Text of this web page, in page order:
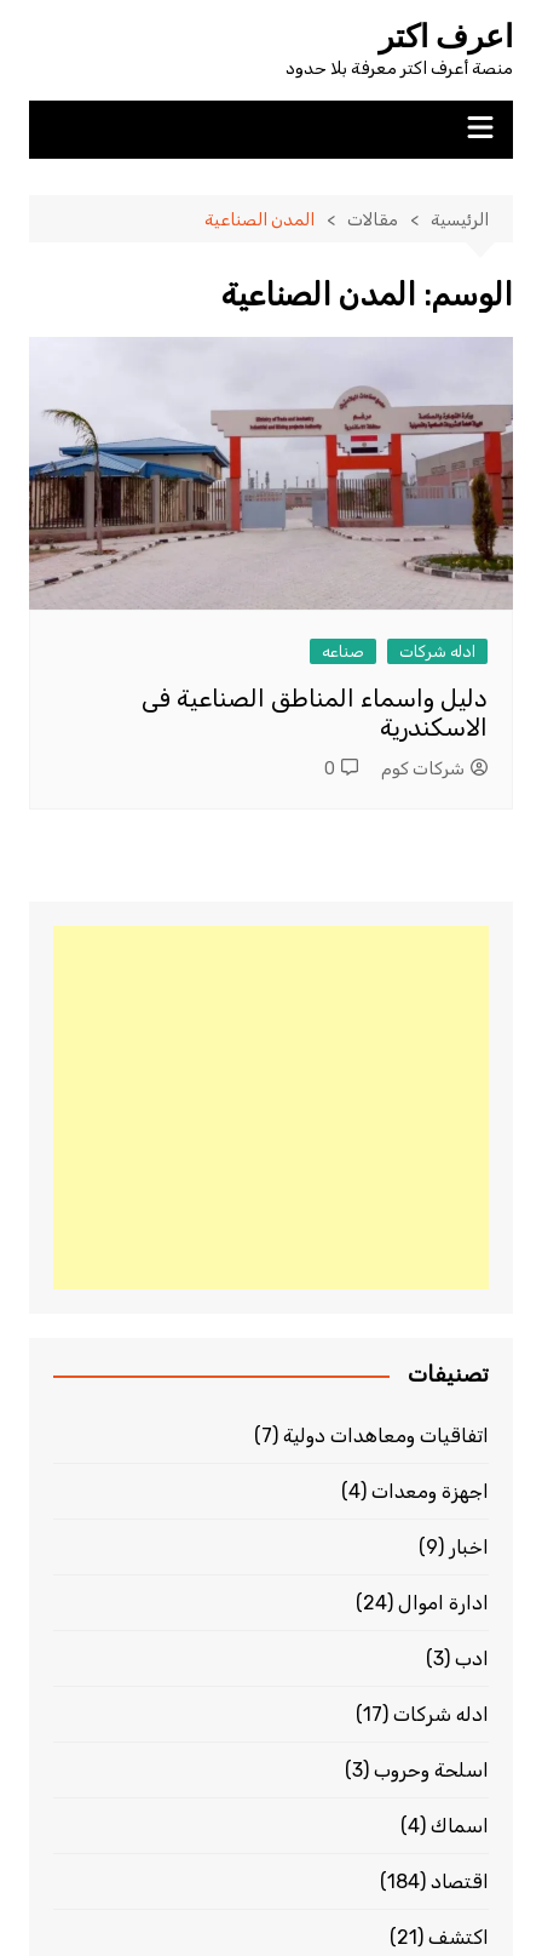
اعرف اكتر
منصة أعرف اكتر معرفة بلا حدود
الرئيسية مقالات المدن الصناعية
الوسم: المدن الصناعية
ادله شركات صناعه
دليل واسماء المناطق الصناعية فى
الاسكندرية
شركات كوم 0
تصنيفات
اتفاقيات ومعاهدات دولية(7)
اجهزة ومعدات(4)
اخبار (9)
ادارة اموال(24)
ادب(3)
ادله شركات(17)
اسلحة وحروب(3)
اسماك(4)
اقتصاد(184)
اكتشف(21)